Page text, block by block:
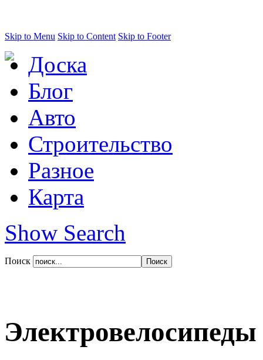
Skip to Menu Skip to Content Skip to Footer
Доска
Блог
Авто
Строительство
Разное
Карта
Show Search
Поиск